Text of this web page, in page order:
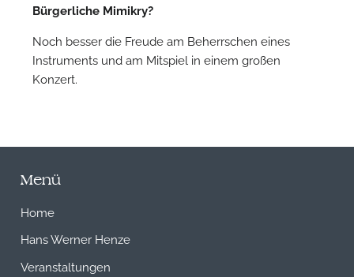
Bürgerliche Mimikry?
Noch besser die Freude am Beherrschen eines
Instruments und am Mitspiel in einem großen
Konzert.
Menü
Home
Hans Werner Henze
Veranstaltungen